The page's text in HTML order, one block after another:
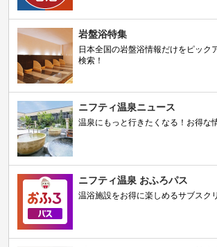
岩盤浴特集
日本全国の岩盤浴情報だけをピック
検索！
ニフティ温泉ニュース
温泉にもっと行きたくなる！お得な
ニフティ温泉 おふろパス
温浴施設をお得に楽しめるサブスク